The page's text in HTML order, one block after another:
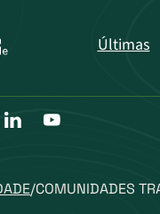
Últimas
/COMUNIDADES